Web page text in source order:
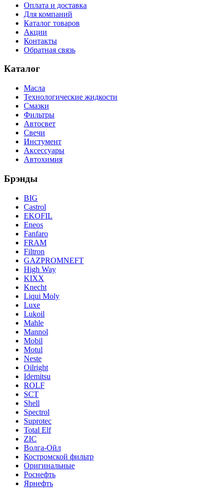
Оплата и доставка
Для компаний
Каталог товаров
Акции
Контакты
Обратная связь
Каталог
Масла
Технологические жидкости
Смазки
Фильтры
Автосвет
Свечи
Инстумент
Аксессуары
Автохимия
Брэнды
BIG
Castrol
EKOFIL
Eneos
Fanfaro
FRAM
Filtron
GAZPROMNEFT
High Way
KIXX
Knecht
Liqui Moly
Luxe
Lukoil
Mahle
Mannol
Mobil
Motul
Neste
Oilright
Idemitsu
ROLF
SCT
Shell
Spectrol
Suprotec
Total Elf
ZIC
Волга-Ойл
Костромской фильтр
Оригинальные
Роснефть
Ярнефть